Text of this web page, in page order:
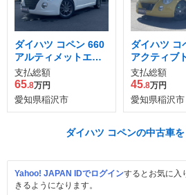
ダイハツ コペン 660
アルティメットエデ
ィション
支払総額
65.8万円
愛知県稲沢市
ダイハツ コ
アクティブ
支払総額
45.8万円
愛知県稲沢市
ダイハツ コペンの中古車
Yahoo! JAPAN IDでログインするとお気に入
きるようになります。